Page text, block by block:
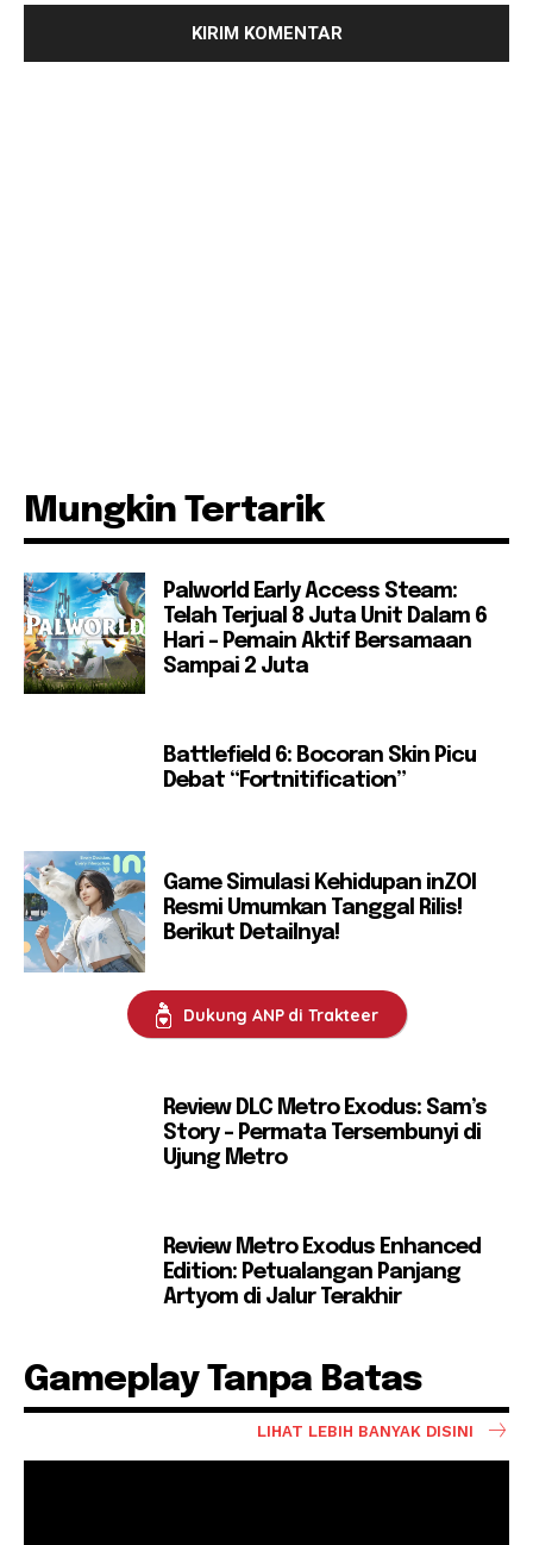
Mungkin Tertarik
Palworld Early Access Steam:
Telah Terjual 8 Juta Unit Dalam 6
Hari – Pemain Aktif Bersamaan
Sampai 2 Juta
Battlefield 6: Bocoran Skin Picu
Debat “Fortnitification”
Game Simulasi Kehidupan inZOI
Resmi Umumkan Tanggal Rilis!
Berikut Detailnya!
Dukung ANP di Trakteer
Review DLC Metro Exodus: Sam’s
Story – Permata Tersembunyi di
Ujung Metro
Review Metro Exodus Enhanced
Edition: Petualangan Panjang
Artyom di Jalur Terakhir
Gameplay Tanpa Batas
LIHAT LEBIH BANYAK DISINI